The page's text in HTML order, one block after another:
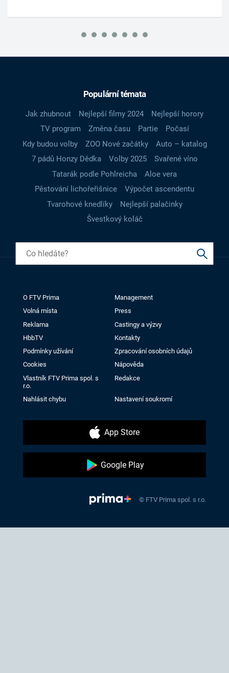
Populární témata
Jak zhubnout Nejlepší filmy 2024
Nejlepší horory
TV program
Změna času Partie
Počasí
Kdy budou volby
ZOO Nové začátky
Auto – katalog
7 pádů Honzy Dědka
Volby 2025
Svařené víno
Tatarák podle Pohlreicha
Aloe vera
Pěstování lichořeřišnice
Výpočet ascendentu
Tvarohové knedlíky
Nejlepší palačinky
Švestkový koláč
O FTV Prima
Management
Volná místa
Press
Reklama
Castingy a výzvy
HbbTV
Kontakty
Podmínky užívání
Zpracování osobních údajů
Cookies
Nápověda
Vlastník FTV Prima spol. s
r.o.
Redakce
Nahlásit chybu Nastavení soukromí
App Store
Google Play
© FTV Prima spol. s r.o.